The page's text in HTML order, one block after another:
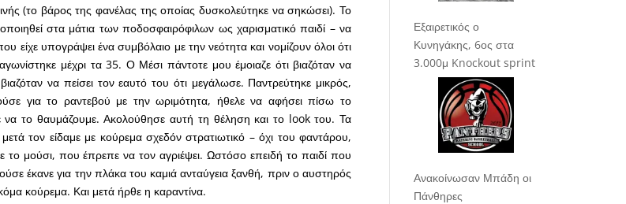
(το βάρος της φανέλας της οποίας δυσκολεύτηκε να σηκώσει). Το
στα μάτια των ποδοσφαιρόφιλων ως χαρισματικό παιδί – να
είχε υπογράψει ένα συμβόλαιο με την νεότητα και νομίζουν όλοι ότι
μέχρι τα 35. Ο Μέσι πάντοτε μου έμοιαζε ότι βιαζόταν να
να πείσει τον εαυτό του ότι μεγάλωσε. Παντρεύτηκε μικρός,
για το ραντεβού με την ωριμότητα, ήθελε να αφήσει πίσω το
να το θαυμάζουμε. Ακολούθησε αυτή τη θέληση και το look του. Τα
τον είδαμε με κούρεμα σχεδόν στρατιωτικό – όχι του φαντάρου,
μούσι, που έπρεπε να τον αγριέψει. Ωστόσο επειδή το παιδί που
έκανε για την πλάκα του καμιά ανταύγεια ξανθή, πριν ο αυστηρός
κούρεμα. Και μετά ήρθε η καραντίνα.
Εξαιρετικός ο
Κυνηγάκης, 6ος στα
3.000μ Knockout sprint
Ανακοίνωσαν Μπάδη οι
Πάνθηρες